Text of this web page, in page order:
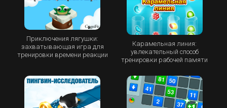
Приключения лягушки:
захватывающая игра для
тренировки времени реакции
Карамельная линия:
увлекательный способ
тренировки рабочей памяти